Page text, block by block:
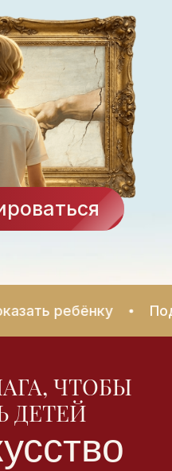
Подарок
ЧТОБЫ
ДЕТЕЙ